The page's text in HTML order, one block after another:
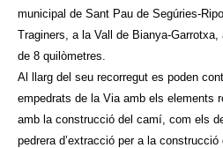
municipal de Sant Pau de Segúries-
Traginers, a la Vall de Bianya-Garrotxa,
de 8 quilòmetres.
Al llarg del seu recorregut es poden
empedrats de la Via amb els elements
amb la construcció del camí, com els
pedrera d’extracció per a la construcció